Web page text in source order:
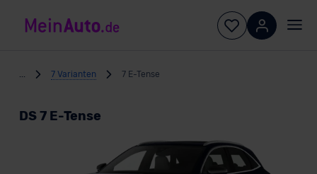
7 Varianten 7 E-Tense
DS 7 E-Tense